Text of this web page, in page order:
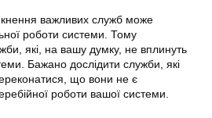
важливих служб може
роботи системи. Тому
які, на вашу думку, не вплинуть
Бажано дослідити служби, які
що вони не є
роботи вашої системи.